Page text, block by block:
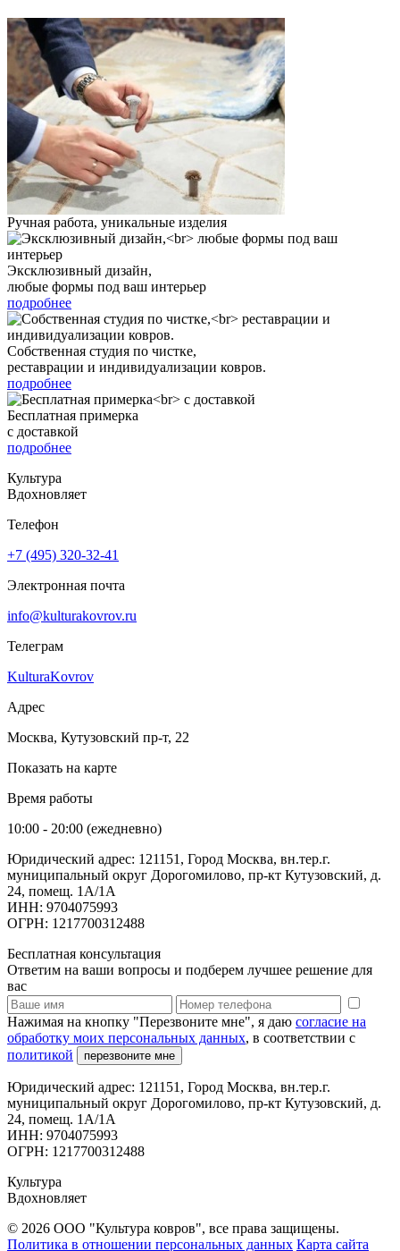
Ручная работа, уникальные изделия
Эксклюзивный дизайн,
любые формы под ваш интерьер
подробнее
Собственная студия по чистке,
реставрации и индивидуализации ковров.
подробнее
Бесплатная примерка
с доставкой
подробнее
Культура
Вдохновляет
Телефон
+7 (495) 320-32-41
Электронная почта
info@kulturakovrov.ru
Телеграм
KulturaKovrov
Адрес
Москва, Кутузовский пр-т, 22
Показать на карте
Время работы
10:00 - 20:00 (ежедневно)
Юридический адрес: 121151, Город Москва, вн.тер.г.
муниципальный округ Дорогомилово, пр-кт Кутузовский, д.
24, помещ. 1А/1А
ИНН: 9704075993
ОГРН: 1217700312488
Бесплатная консультация
Ответим на ваши вопросы и подберем лучшее решение для
вас
Нажимая на кнопку "Перезвоните мне", я даю согласие на
обработку моих персональных данных, в соответствии с
политикой
перезвоните мне
Юридический адрес: 121151, Город Москва, вн.тер.г.
муниципальный округ Дорогомилово, пр-кт Кутузовский, д.
24, помещ. 1А/1А
ИНН: 9704075993
ОГРН: 1217700312488
Культура
Вдохновляет
© 2026 ООО "Культура ковров", все права защищены.
Политика в отношении персональных данных Карта сайта